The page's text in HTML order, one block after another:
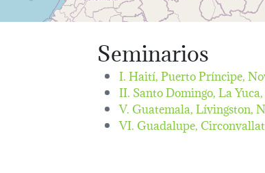
Seminarios
I. Haití, Puerto Príncipe,
II. Santo Domingo, La Yuca,
V. Guatemala, Lívingston,
VI. Guadalupe,